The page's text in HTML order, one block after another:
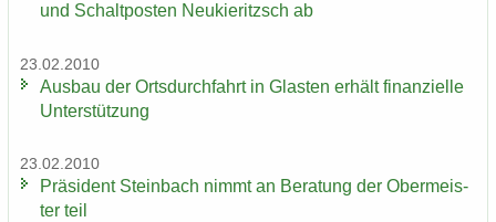
und Schalt­pos­ten Neu­kie­ritzsch ab
23.02.2010
Aus­bau der Orts­durch­fahrt in Glas­ten er­hält fi­nan­zi­el­le
Un­ter­stüt­zung
23.02.2010
Prä­si­dent Stein­bach nimmt an Be­ra­tung der Ober­meis­
ter teil